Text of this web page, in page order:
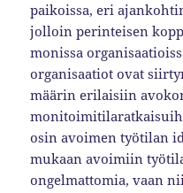
paikoissa, eri
jolloin perinteisen
monissa
organisaatiot ovat
määrin erilaisiin
osin avoimen työtilan
mukaan avoimiin
ongelmattomia, vaan